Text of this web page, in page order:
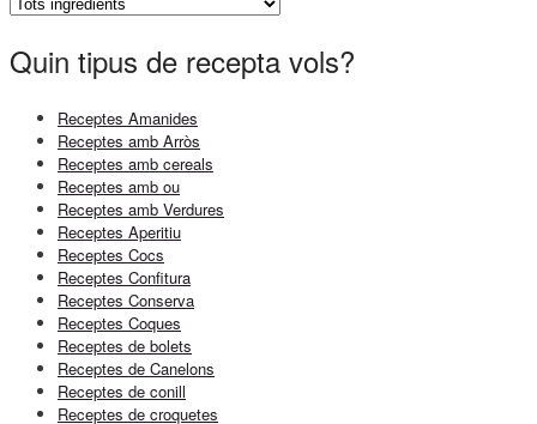
Quin tipus de recepta vols?
Receptes Amanides
Receptes amb Arròs
Receptes amb cereals
Receptes amb ou
Receptes amb Verdures
Receptes Aperitiu
Receptes Cocs
Receptes Confitura
Receptes Conserva
Receptes Coques
Receptes de bolets
Receptes de Canelons
Receptes de conill
Receptes de croquetes